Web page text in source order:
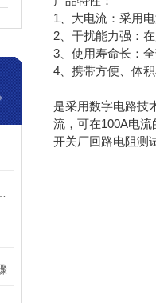
1、大电流：采用
2、干扰能力强：
3、使用寿命长：
4、携带方便、体
是采用数字电路技
流，可在100A电
开关厂回路电阻测